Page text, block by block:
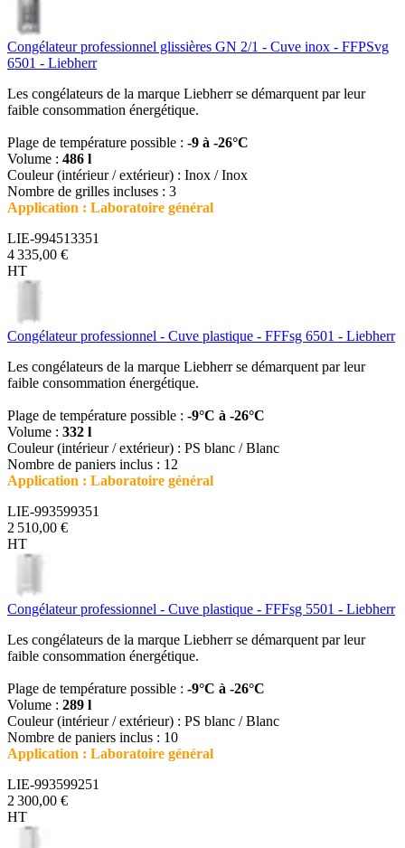
Congélateur professionnel glissières GN 2/1 - Cuve inox - FFPSvg
6501 - Liebherr
Les congélateurs de la marque Liebherr se démarquent par leur
faible consommation énergétique.
Plage de température possible : -9 à -26°C
Volume : 486 l
Couleur (intérieur / extérieur) : Inox / Inox
Nombre de grilles incluses : 3
Application : Laboratoire général
LIE-994513351
4 335,00 €
HT
Congélateur professionnel - Cuve plastique - FFFsg 6501 - Liebherr
Les congélateurs de la marque Liebherr se démarquent par leur
faible consommation énergétique.
Plage de température possible : -9°C à -26°C
Volume : 332 l
Couleur (intérieur / extérieur) : PS blanc / Blanc
Nombre de paniers inclus : 12
Application : Laboratoire général
LIE-993599351
2 510,00 €
HT
Congélateur professionnel - Cuve plastique - FFFsg 5501 - Liebherr
Les congélateurs de la marque Liebherr se démarquent par leur
faible consommation énergétique.
Plage de température possible : -9°C à -26°C
Volume : 289 l
Couleur (intérieur / extérieur) : PS blanc / Blanc
Nombre de paniers inclus : 10
Application : Laboratoire général
LIE-993599251
2 300,00 €
HT